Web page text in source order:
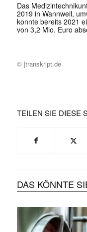
Das
2019 in Wannweil,
konnte bereits 2021
von 3,2 Mio. Euro
© |transkript.de
TEILEN SIE DIESE
DAS KÖNNTE